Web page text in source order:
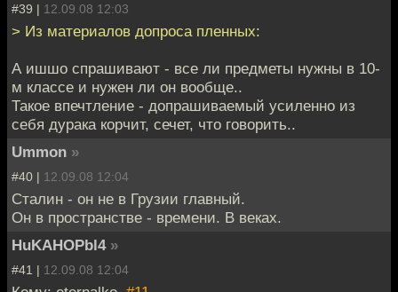
#39 | 12.09.08 12:03
> Из материалов допроса пленных:
А ишшо спрашивают - все ли предметы нужны в 10-
м классе и нужен ли он вообще..
Такое впечтление - допрашиваемый усиленно из
себя дурака корчит, сечет, что говорить..
Ummon »
#40 | 12.09.08 12:04
Сталин - он не в Грузии главный.
Он в пространстве - времени. В веках.
HuKAHOPbl4 »
#41 | 12.09.08 12:04